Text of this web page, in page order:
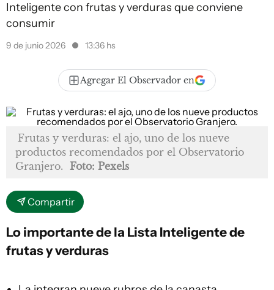
Inteligente con frutas y verduras que conviene
consumir
9 de junio 2026 13:36 hs
Agregar El Observador en
Frutas y verduras: el ajo, uno de los nueve
productos recomendados por el Observatorio
Granjero. Foto: Pexels
Compartir
Lo importante de la Lista Inteligente de
frutas y verduras